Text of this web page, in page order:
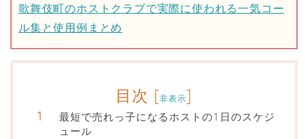
歌舞伎町のホストクラブで実際に使われる一気コー
ル集と使用例まとめ
目次 [非表示]
最短で売れっ子になるホストの1日のスケジ
ュール